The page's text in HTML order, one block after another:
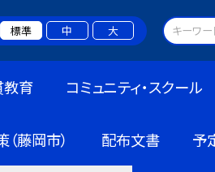
標準 中 大
育 コミュニティ・スクール
藤岡市） 配布文書 予